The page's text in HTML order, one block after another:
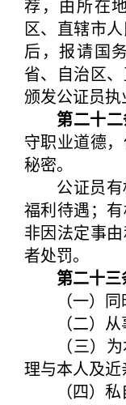
荐，由所在
区、直辖市
后，报请国
省、自治区
颁发公证员执
第二十
守职业道德
秘密。
公证员有
福利待遇；
非因法定事
者处罚。
第二十三
（一）同时
（二）从
（三）为
理与本人及近
（四）私